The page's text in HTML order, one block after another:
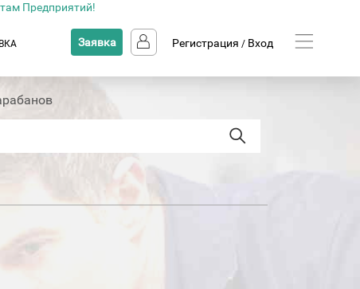
Предприятий!
Заявка Регистрация / Вход